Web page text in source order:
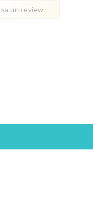
un review